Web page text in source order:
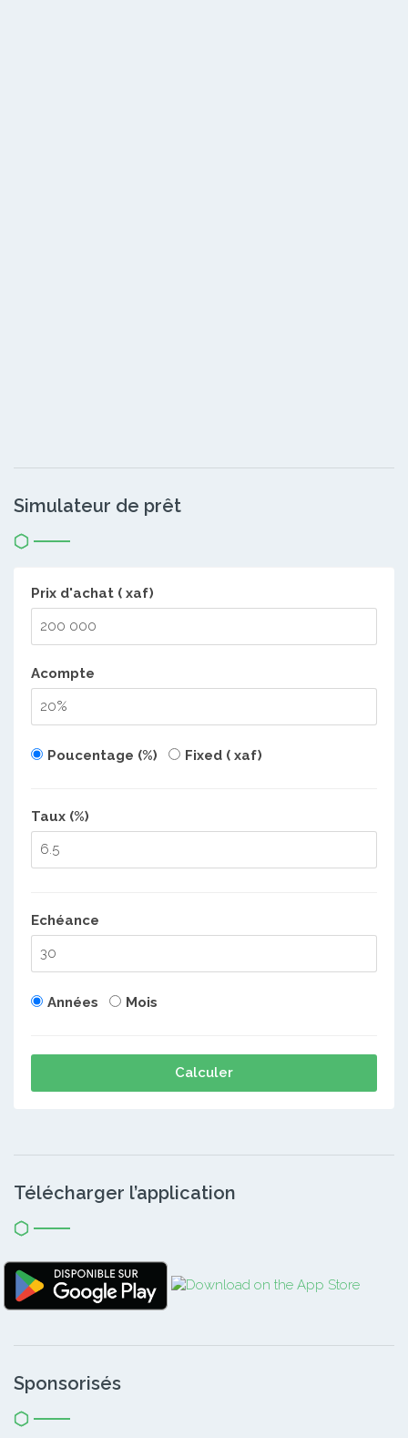
Simulateur de prêt
Prix d'achat ( xaf)
Acompte
Poucentage (%) Fixed ( xaf)
Taux (%)
Echéance
Années Mois
Calculer
Télécharger l’application
Sponsorisés